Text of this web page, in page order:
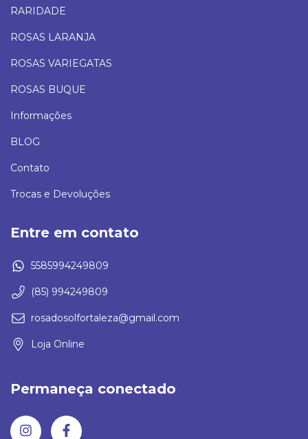
RARIDADE
ROSAS LARANJA
ROSAS VARIEGATAS
ROSAS BUQUE
Informações
BLOG
Contato
Trocas e Devoluções
Entre em contato
5585994249809
(85) 994249809
rosadosolfortaleza@gmail.com
Loja Online
Permaneça conectado